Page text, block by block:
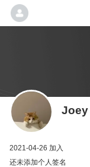
Joey
2021-04-26 加入
还未添加个人签名